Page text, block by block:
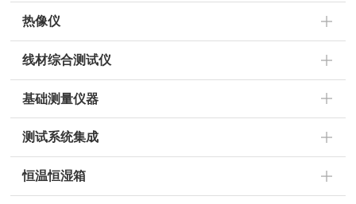
热像仪
线材综合测试仪
基础测量仪器
测试系统集成
恒温恒湿箱